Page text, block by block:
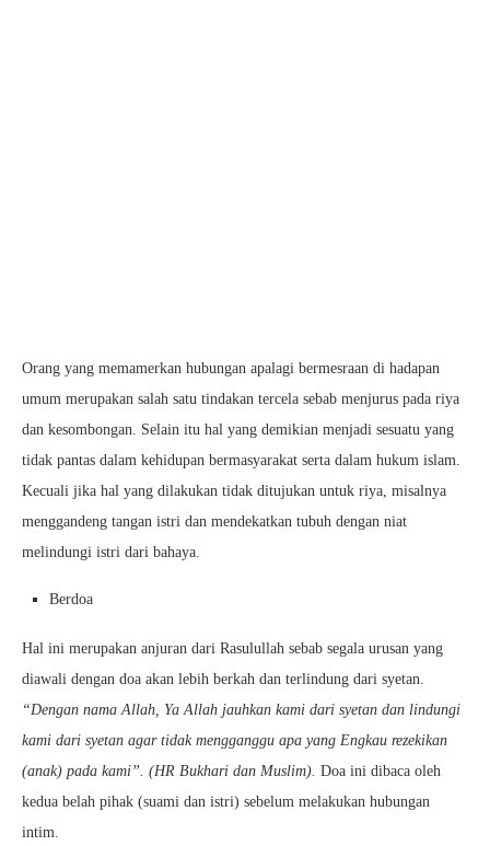
Orang yang memamerkan hubungan apalagi bermesraan di hadapan
umum merupakan salah satu tindakan tercela sebab menjurus pada riya
dan kesombongan. Selain itu hal yang demikian menjadi sesuatu yang
tidak pantas dalam kehidupan bermasyarakat serta dalam hukum islam.
Kecuali jika hal yang dilakukan tidak ditujukan untuk riya, misalnya
menggandeng tangan istri dan mendekatkan tubuh dengan niat
melindungi istri dari bahaya.
Berdoa
Hal ini merupakan anjuran dari Rasulullah sebab segala urusan yang
diawali dengan doa akan lebih berkah dan terlindung dari syetan.
“Dengan nama Allah, Ya Allah jauhkan kami dari syetan dan lindungi
kami dari syetan agar tidak mengganggu apa yang Engkau rezekikan
(anak) pada kami”. (HR Bukhari dan Muslim). Doa ini dibaca oleh
kedua belah pihak (suami dan istri) sebelum melakukan hubungan
intim.